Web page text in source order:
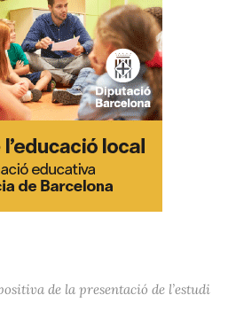
de la presentació de l’estudi